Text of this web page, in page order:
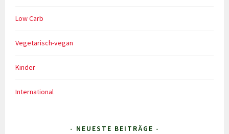
Low Carb
Vegetarisch-vegan
Kinder
International
- NEUESTE BEITRÄGE -